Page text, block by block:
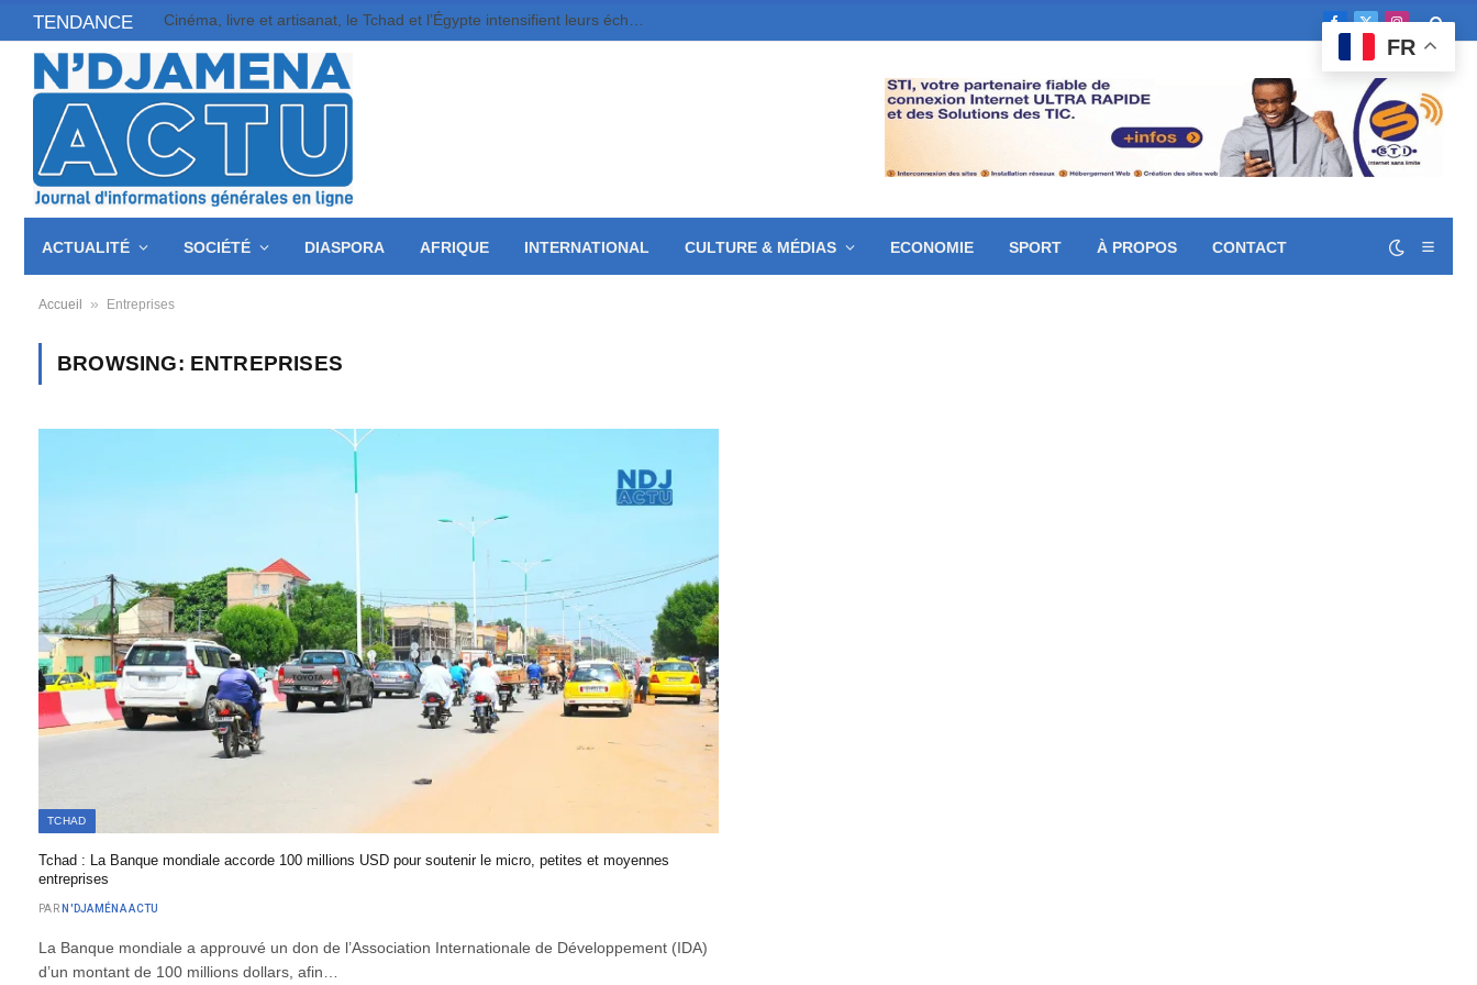
TENDANCE Cinéma, livre et artisanat, le Tchad et l’Égypte intensifient leurs échanges
Facebook
X
(Twitter)
ACTUALITÉ SOCIÉTÉ DIASPORA AFRIQUE INTERNATIONAL CULTURE & MÉDIAS ECONOMIE SPORT À PROPOS CONTACT
Accueil » Entreprises
BROWSING: ENTREPRISES
TCHAD
Tchad : La Banque mondiale accorde 100 millions USD pour soutenir le micro, petites et moyennes
entreprises
PAR N'DJAMÉNA ACTU
La Banque mondiale a approuvé un don de l’Association Internationale de Développement (IDA)
d’un montant de 100 millions dollars, afin…
FR